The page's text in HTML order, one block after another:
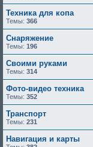
Техника для копа
Темы: 366
Снаряжение
Темы: 196
Своими руками
Темы: 314
Фото-видео техника
Темы: 352
Транспорт
Темы: 231
Навигация и карты